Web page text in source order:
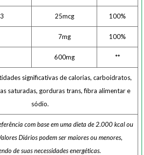
25mcg 100%
7mg 100%
600mg **
significativas de calorias, carboidratos,
saturadas, gorduras trans, fibra alimentar e
sódio.
com base em uma dieta de 2.000 kcal ou
Diários podem ser maiores ou menores,
de suas necessidades energéticas.